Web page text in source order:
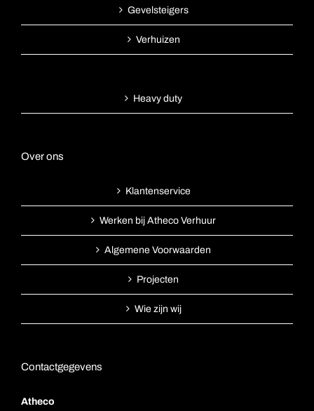
Gevelsteigers
Verhuizen
Heavy duty
Over ons
Klantenservice
Werken bij Atheco Verhuur
Algemene Voorwaarden
Projecten
Wie zijn wij
Contactgegevens
Atheco